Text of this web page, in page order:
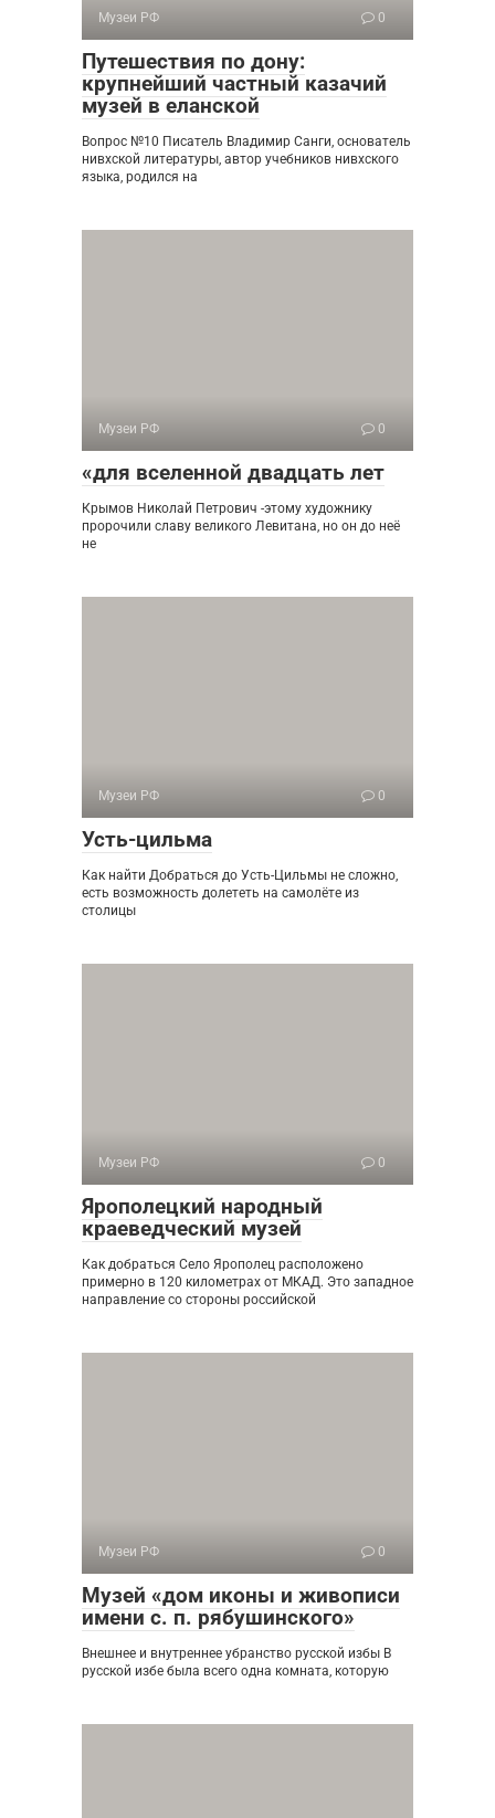
Музеи РФ 0
Путешествия по дону:
крупнейший частный казачий
музей в еланской
Вопрос №10 Писатель Владимир Санги, основатель
нивхской литературы, автор учебников нивхского
языка, родился на
Музеи РФ 0
«для вселенной двадцать лет
Крымов Николай Петрович -этому художнику
пророчили славу великого Левитана, но он до неё
не
Музеи РФ 0
Усть-цильма
Как найти Добраться до Усть-Цильмы не сложно,
есть возможность долететь на самолёте из
столицы
Музеи РФ 0
Ярополецкий народный
краеведческий музей
Как добраться Село Ярополец расположено
примерно в 120 километрах от МКАД. Это западное
направление со стороны российской
Музеи РФ 0
Музей «дом иконы и живописи
имени с. п. рябушинского»
Внешнее и внутреннее убранство русской избы В
русской избе была всего одна комната, которую